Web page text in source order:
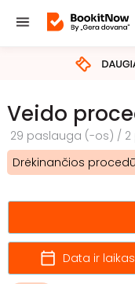
Veido
29 paslauga (-os) / 2
Drėkinančios
Data ir laikas